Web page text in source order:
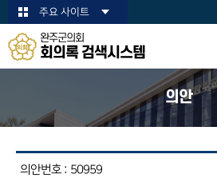
본문바로가기주요 사이트
완주군의회
회의록 검색시스템
의안
50959